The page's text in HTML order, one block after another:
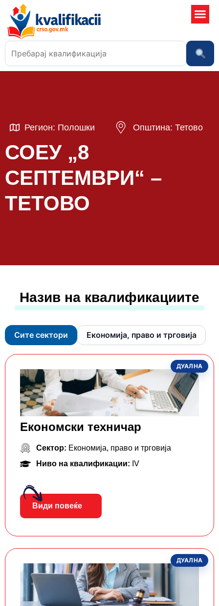
Регион: Полошки Општина: Тетово
СОЕУ „8
СЕПТЕМВРИ“ –
ТЕТОВО
Назив на квалификациите
Сите сектори Економија, право и трговија
ДУАЛНА
Економски техничар
Сектор: Економија, право и трговија
Ниво на квалификации: IV
Види повеќе
ДУАЛНА